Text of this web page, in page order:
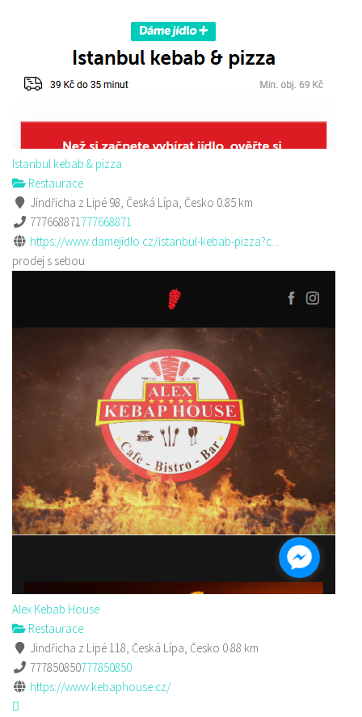
Istanbul kebab & pizza
Restaurace
Jindřicha z Lipé 98, Česká Lípa, Česko 0.85 km
777668871777668871
https://www.damejidlo.cz/istanbul-kebab-pizza?c...
prodej s sebou
Alex Kebab House
Restaurace
Jindřicha z Lipé 118, Česká Lípa, Česko 0.88 km
777850850777850850
https://www.kebaphouse.cz/